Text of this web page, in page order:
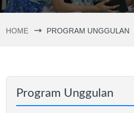
HOME PROGRAM UNGGULAN
Program Unggulan